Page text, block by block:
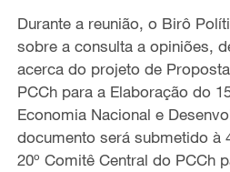
Durante a reunião, o Birô
sobre a consulta a opiniões,
acerca do projeto de
PCCh para a Elaboração do
Economia Nacional e
documento será submetido à
20º Comitê Central do PCCh